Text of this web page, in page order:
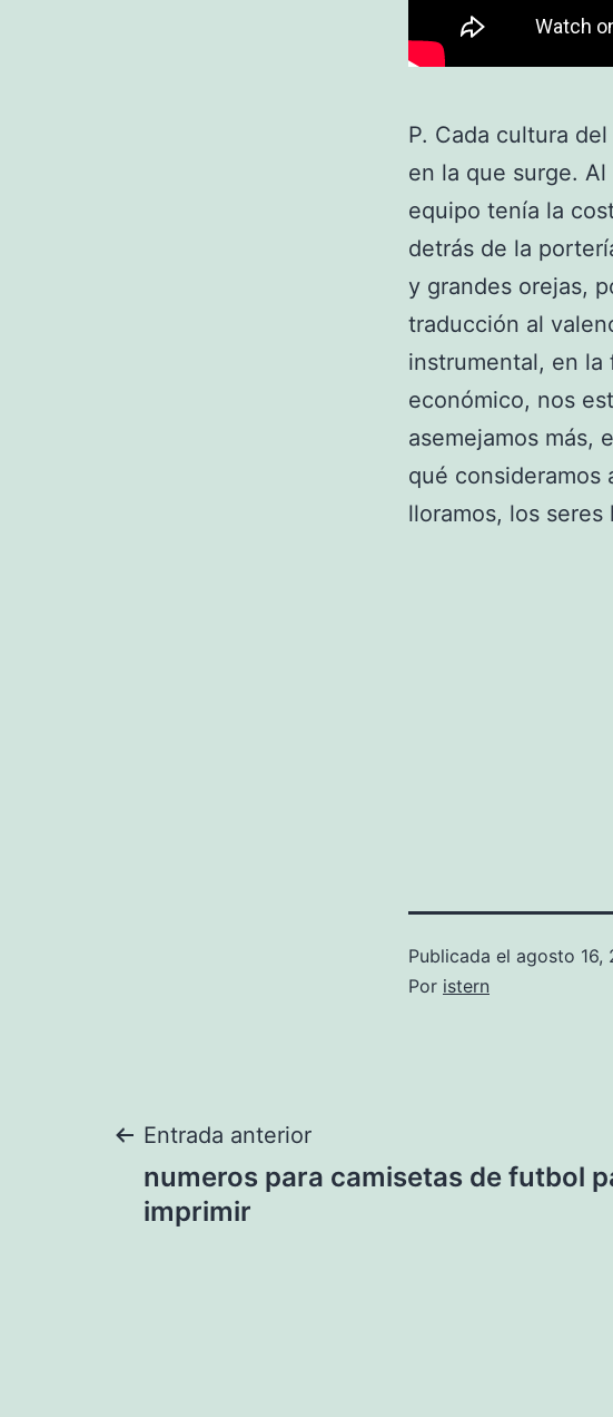
P. Cada cultura
en la que surge.
equipo tenía la
detrás de la
y grandes orejas,
traducción al
instrumental, en la
económico, nos
asemejamos más,
qué consideramos
lloramos, los
Publicada el agosto 16,
Por istern
Navegación
de
Entrada anterior
numeros para camisetas de futbol
imprimir